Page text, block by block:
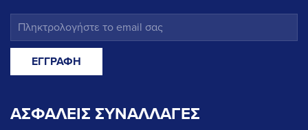
ΑΣΦΑΛΕΙΣ ΣΥΝΑΛΛΑΓΕΣ